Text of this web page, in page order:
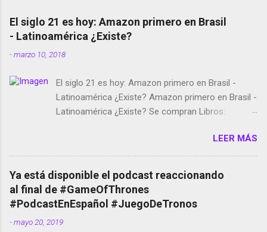
El siglo 21 es hoy: Amazon primero en Brasil
- Latinoamérica ¿Existe?
-marzo 10, 2018
El siglo 21 es hoy: Amazon primero en Brasil -
Latinoamérica ¿Existe? Amazon primero en Brasil -
Latinoamérica ¿Existe? Se compran Libros:
temporada de Black Mirror Twitter deja de verificar
cuentas Responden los fotógrafos Brian May y el
copyright en Instagram Música y vídeo selfies en la
red social Riddley Scott saca a Kevin Spacey de su
película Francisco regaña a los que usan el
smartphone en sus misas La serie de la Tierra
Media GoBee - StartUp de bicicletas de alquiler
LEER MÁS
Ya está disponible el podcast reaccionando
al final de #GameOfThrones
#PodcastEnEspañol #JuegoDeTronos
-mayo 20, 2019